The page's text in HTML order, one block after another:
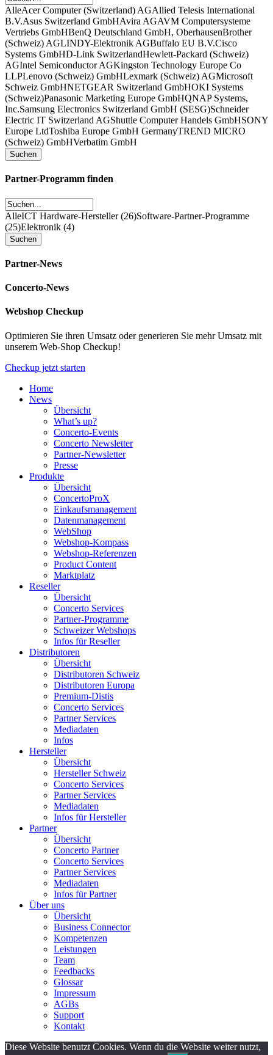
AlleAcer Computer (Switzerland) AGAllied Telesis International
B.V.Asus Switzerland GmbHAvira AGAVM Computersysteme
Vertriebs GmbHBenQ Deutschland GmbH, OberhausenBrother
(Schweiz) AGLINDY-Elektronik AGBuffalo EU B.V.Cisco
Systems GmbHD-Link SwitzerlandHewlett-Packard (Schweiz)
AGIntel Semiconductor AGKingston Technology Europe Co
LLPLenovo (Schweiz) GmbHLexmark (Schweiz) AGMicrosoft
Schweiz GmbHNETGEAR Switzerland GmbHOKI Systems
(Schweiz)Panasonic Marketing Europe GmbHQNAP Systems,
Inc.Samsung Electronics Switzerland GmbH (SESG)Schneider
Electric IT Switzerland AGShuttle Computer Handels GmbHSONY
Europe LtdToshiba Europe GmbH GermanyTREND MICRO
(Schweiz) GmbHVerbatim GmbH
Partner-Programm finden
AlleICT Hardware-Hersteller (26)Software-Partner-Programme
(25)Elektronik (4)
Partner-News
Concerto-News
Webshop Checkup
Optimieren Sie ihren Umsatz oder generieren Sie mehr Umsatz mit
unserem Web-Shop Checkup!
Checkup jetzt starten
Home
News
Übersicht
What’s up?
Concerto-Events
Concerto Newsletter
Partner-Newsletter
Presse
Produkte
Übersicht
ConcertoProX
Einkaufsmanagement
Datenmanagement
WebShop
Webshop-Kompass
Webshop-Referenzen
Product Content
Marktplatz
Reseller
Übersicht
Concerto Services
Partner-Programme
Schweizer Webshops
Infos für Reseller
Distributoren
Übersicht
Distributoren Schweiz
Distributoren Europa
Premium-Distis
Concerto Services
Partner Services
Mediadaten
Infos
Hersteller
Übersicht
Hersteller Schweiz
Concerto Services
Partner Services
Mediadaten
Infos für Hersteller
Partner
Übersicht
Concerto Partner
Concerto Services
Partner Services
Mediadaten
Infos für Partner
Über uns
Übersicht
Business Connector
Kompetenzen
Leistungen
Team
Feedbacks
Glossar
Impressum
AGBs
Support
Kontakt
Diese Website benutzt Cookies. Wenn du die Website weiter nutzt,